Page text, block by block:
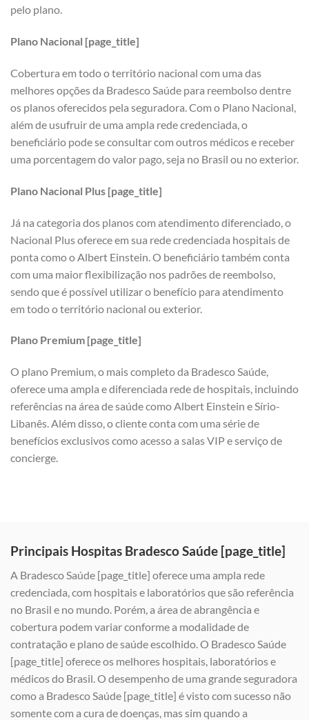
pelo plano.
Plano Nacional [page_title]
Cobertura em todo o território nacional com uma das
melhores opções da Bradesco Saúde para reembolso dentre
os planos oferecidos pela seguradora. Com o Plano Nacional,
além de usufruir de uma ampla rede credenciada, o
beneficiário pode se consultar com outros médicos e receber
uma porcentagem do valor pago, seja no Brasil ou no exterior.
Plano Nacional Plus [page_title]
Já na categoria dos planos com atendimento diferenciado, o
Nacional Plus oferece em sua rede credenciada hospitais de
ponta como o Albert Einstein. O beneficiário também conta
com uma maior flexibilização nos padrões de reembolso,
sendo que é possível utilizar o benefício para atendimento
em todo o território nacional ou exterior.
Plano Premium [page_title]
O plano Premium, o mais completo da Bradesco Saúde,
oferece uma ampla e diferenciada rede de hospitais, incluindo
referências na área de saúde como Albert Einstein e Sírio-
Libanês. Além disso, o cliente conta com uma série de
benefícios exclusivos como acesso a salas VIP e serviço de
concierge.
Principais Hospitas Bradesco Saúde [page_title]
A Bradesco Saúde [page_title] oferece uma ampla rede
credenciada, com hospitais e laboratórios que são referência
no Brasil e no mundo. Porém, a área de abrangência e
cobertura podem variar conforme a modalidade de
contratação e plano de saúde escolhido. O Bradesco Saúde
[page_title] oferece os melhores hospitais, laboratórios e
médicos do Brasil. O desempenho de uma grande seguradora
como a Bradesco Saúde [page_title] é visto com sucesso não
somente com a cura de doenças, mas sim quando a